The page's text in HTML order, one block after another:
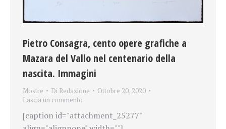
Pietro Consagra, cento opere grafiche a
Mazara del Vallo nel centenario della
nascita. Immagini
Mostre Di Redazione
Ottobre 20, 2020
Lascia un commento
[caption id="attachment_25277"